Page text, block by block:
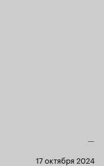
—
17 октября 2024